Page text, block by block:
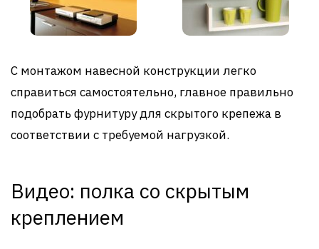
С монтажом навесной конструкции легко
справиться самостоятельно, главное правильно
подобрать фурнитуру для скрытого крепежа в
соответствии с требуемой нагрузкой.
Видео: полка со скрытым
креплением